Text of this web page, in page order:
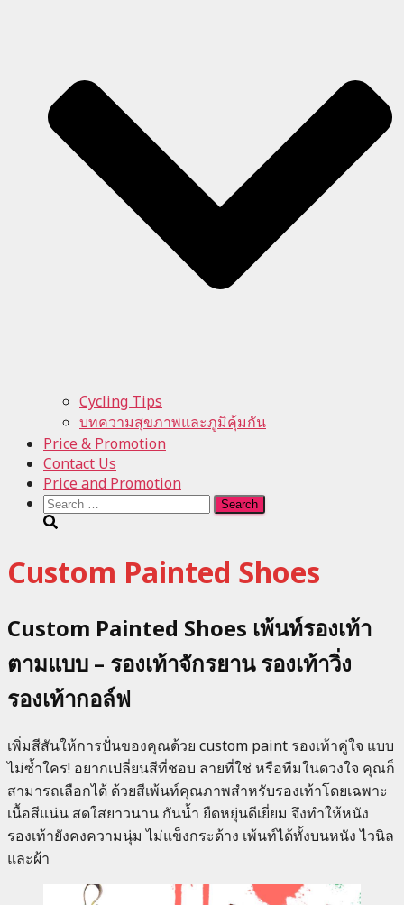
Cycling Tips
บทความสุขภาพและภูมิคุ้มกัน
Price & Promotion
Contact Us
Price and Promotion
Search
for:
Custom Painted Shoes
Custom Painted Shoes เพ้นท์รองเท้า
ตามแบบ – รองเท้าจักรยาน รองเท้าวิ่ง
รองเท้ากอล์ฟ
เพิ่มสีสันให้การปั่นของคุณด้วย custom paint รองเท้าคู่ใจ แบบ
ไม่ซ้ำใคร! อยากเปลี่ยนสีที่ชอบ ลายที่ใช่ หรือทีมในดวงใจ คุณก็
สามารถเลือกได้ ด้วยสีเพ้นท์คุณภาพสำหรับรองเท้าโดยเฉพาะ
เนื้อสีแน่น สดใสยาวนาน กันน้ำ ยืดหยุ่นดีเยี่ยม จึงทำให้หนัง
รองเท้ายังคงความนุ่ม ไม่แข็งกระด้าง เพ้นท์ได้ทั้งบนหนัง ไวนิล
และผ้า